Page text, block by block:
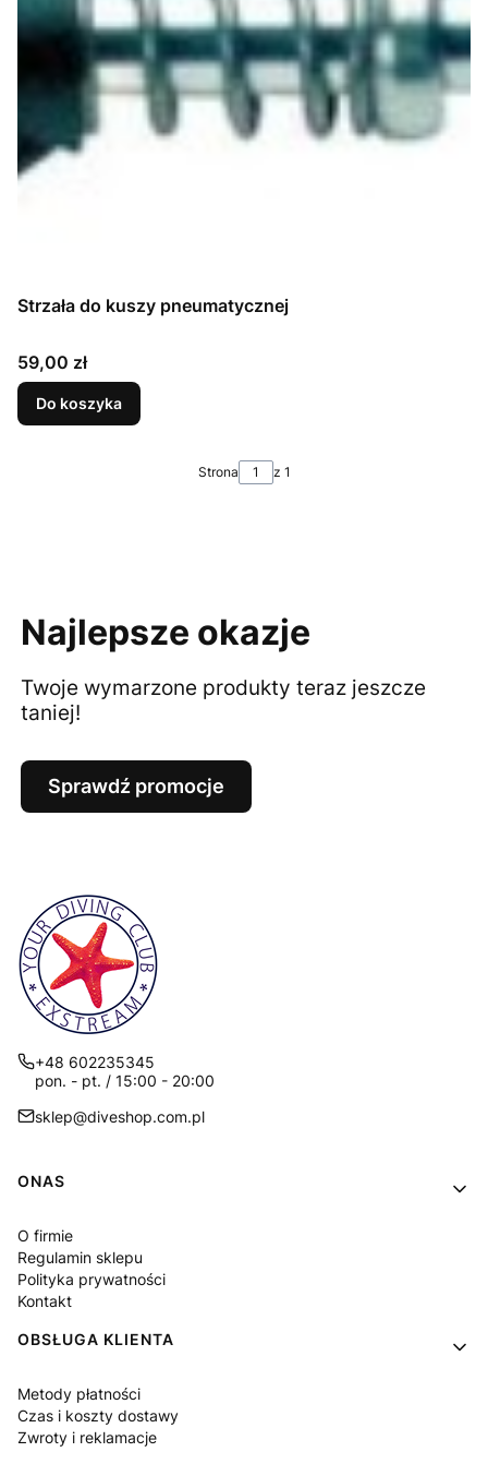
Strzała do kuszy pneumatycznej
Cena
59,00 zł
Do koszyka
Strona z 1
Najlepsze okazje
Twoje wymarzone produkty teraz jeszcze
taniej!
Sprawdź promocje
+48 602235345
pon. - pt. / 15:00 - 20:00
sklep@diveshop.com.pl
Linki w stopce
ONAS
O firmie
Regulamin sklepu
Polityka prywatności
Kontakt
OBSŁUGA KLIENTA
Metody płatności
Czas i koszty dostawy
Zwroty i reklamacje